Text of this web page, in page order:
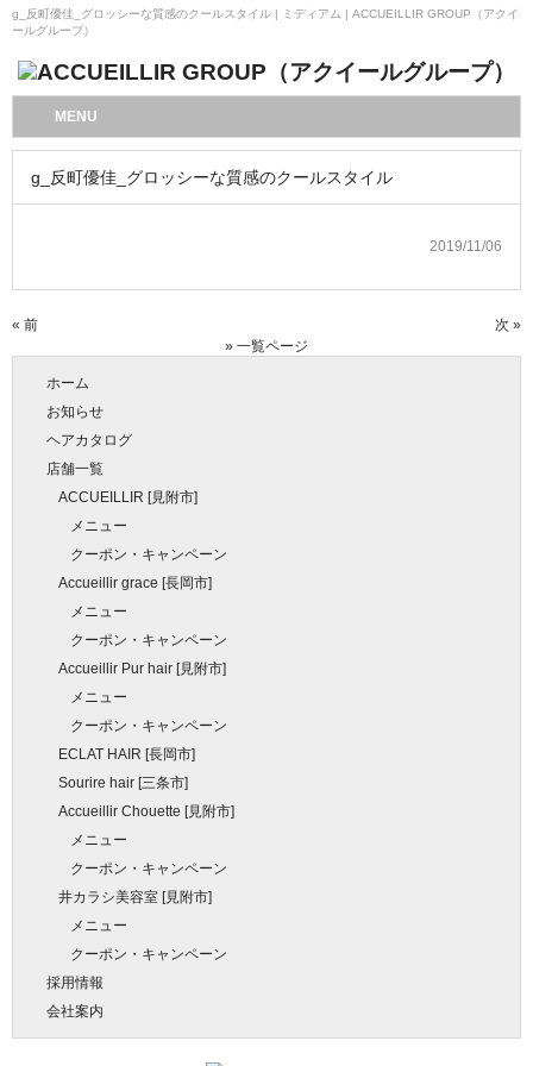
g_反町優佳_グロッシーな質感のクールスタイル | ミディアム | ACCUEILLIR GROUP（アクイ
ールグループ）
MENU
g_反町優佳_グロッシーな質感のクールスタイル
2019/11/06
« 前
次 »
» 一覧ページ
ホーム
お知らせ
ヘアカタログ
店舗一覧
ACCUEILLIR [見附市]
メニュー
クーポン・キャンペーン
Accueillir grace [長岡市]
メニュー
クーポン・キャンペーン
Accueillir Pur hair [見附市]
メニュー
クーポン・キャンペーン
ECLAT HAIR [長岡市]
Sourire hair [三条市]
Accueillir Chouette [見附市]
メニュー
クーポン・キャンペーン
井カラシ美容室 [見附市]
メニュー
クーポン・キャンペーン
採用情報
会社案内